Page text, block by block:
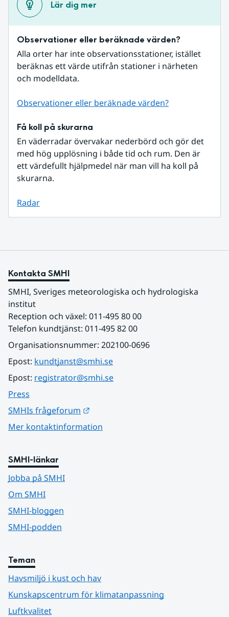
Lär dig mer
Observationer eller beräknade värden?
Alla orter har inte observationsstationer, istället
beräknas ett värde utifrån stationer i närheten
och modelldata.
Observationer eller beräknade värden?
Få koll på skurarna
En väderradar övervakar nederbörd och gör det
med hög upplösning i både tid och rum. Den är
ett värdefullt hjälpmedel när man vill ha koll på
skurarna.
Radar
Kontakta SMHI
SMHI, Sveriges meteorologiska och hydrologiska
institut
Reception och växel: 011-495 80 00
Telefon kundtjänst: 011-495 82 00
Organisationsnummer: 202100-0696
Epost: kundtjanst@smhi.se
Epost: registrator@smhi.se
Press
SMHIs frågeforum
Mer kontaktinformation
SMHI-länkar
Jobba på SMHI
Om SMHI
SMHI-bloggen
SMHI-podden
Teman
Havsmiljö i kust och hav
Kunskapscentrum för klimatanpassning
Luftkvalitet